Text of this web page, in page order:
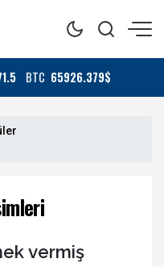
BTC 65926.379$
vermiş